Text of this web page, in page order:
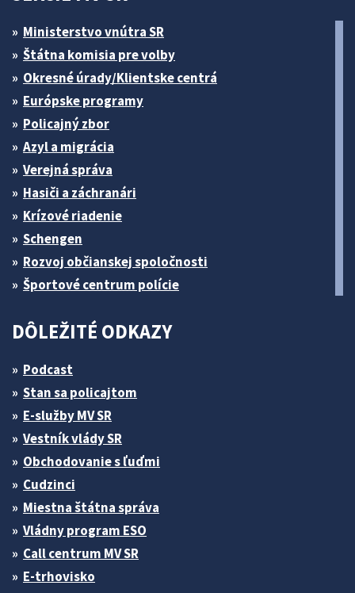
Ministerstvo vnútra SR
Štátna komisia pre volby
Okresné úrady/Klientske centrá
Európske programy
Policajný zbor
Azyl a migrácia
Verejná správa
Hasiči a záchranári
Krízové riadenie
Schengen
Rozvoj občianskej spoločnosti
Športové centrum polície
DÔLEŽITÉ ODKAZY
Podcast
Stan sa policajtom
E-služby MV SR
Vestník vlády SR
Obchodovanie s ľuďmi
Cudzinci
Miestna štátna správa
Vládny program ESO
Call centrum MV SR
E-trhovisko